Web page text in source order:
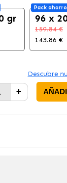
gr
Pack ahorro
96 x
159.84 €
143.86 €
Descubre
+